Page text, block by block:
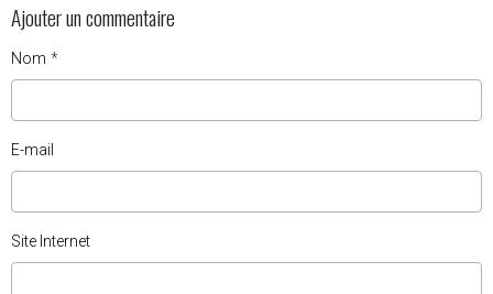
Ajouter un commentaire
Nom
E-mail
Site Internet